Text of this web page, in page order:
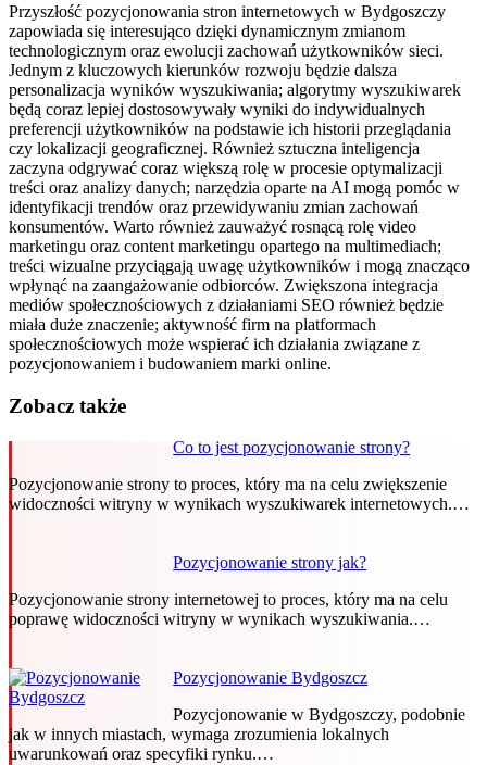
Przyszłość pozycjonowania stron internetowych w Bydgoszczy
zapowiada się interesująco dzięki dynamicznym zmianom
technologicznym oraz ewolucji zachowań użytkowników sieci.
Jednym z kluczowych kierunków rozwoju będzie dalsza
personalizacja wyników wyszukiwania; algorytmy wyszukiwarek
będą coraz lepiej dostosowywały wyniki do indywidualnych
preferencji użytkowników na podstawie ich historii przeglądania
czy lokalizacji geograficznej. Również sztuczna inteligencja
zaczyna odgrywać coraz większą rolę w procesie optymalizacji
treści oraz analizy danych; narzędzia oparte na AI mogą pomóc w
identyfikacji trendów oraz przewidywaniu zmian zachowań
konsumentów. Warto również zauważyć rosnącą rolę video
marketingu oraz content marketingu opartego na multimediach;
treści wizualne przyciągają uwagę użytkowników i mogą znacząco
wpłynąć na zaangażowanie odbiorców. Zwiększona integracja
mediów społecznościowych z działaniami SEO również będzie
miała duże znaczenie; aktywność firm na platformach
społecznościowych może wspierać ich działania związane z
pozycjonowaniem i budowaniem marki online.
Zobacz także
Co to jest pozycjonowanie strony?
Pozycjonowanie strony to proces, który ma na celu zwiększenie
widoczności witryny w wynikach wyszukiwarek internetowych.…
Pozycjonowanie strony jak?
Pozycjonowanie strony internetowej to proces, który ma na celu
poprawę widoczności witryny w wynikach wyszukiwania.…
Pozycjonowanie Bydgoszcz
Pozycjonowanie w Bydgoszczy, podobnie
jak w innych miastach, wymaga zrozumienia lokalnych
uwarunkowań oraz specyfiki rynku.…